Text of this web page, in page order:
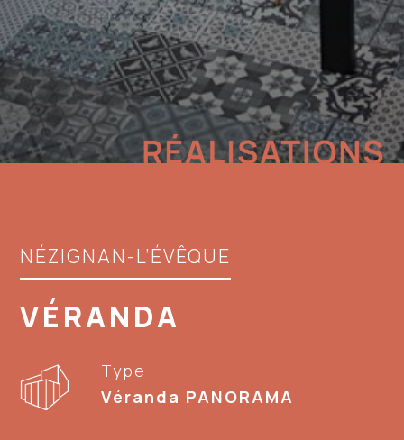
NÉZIGNAN-L’ÉVÊQUE
VÉRANDA
Type
Véranda PANORAMA